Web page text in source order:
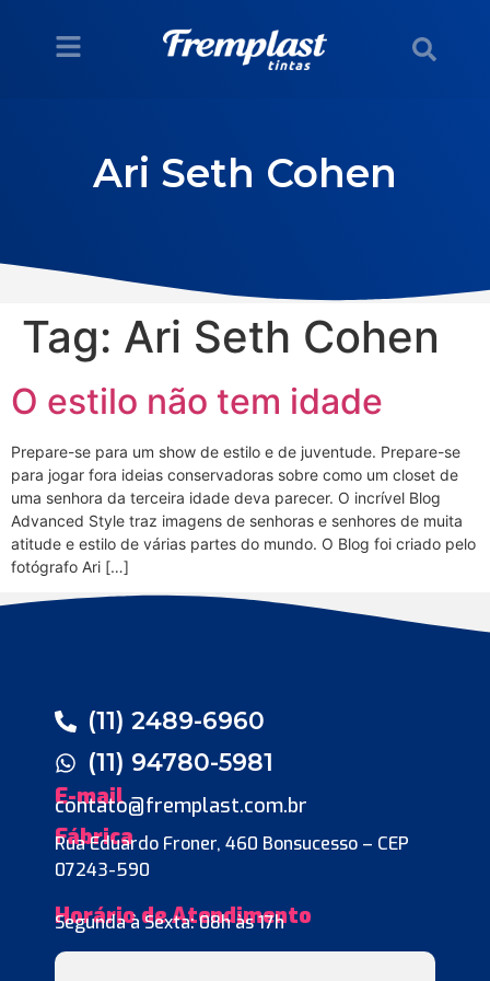
Ari Seth Cohen
Tag: Ari Seth Cohen
O estilo não tem idade
Prepare-se para um show de estilo e de juventude. Prepare-se
para jogar fora ideias conservadoras sobre como um closet de
uma senhora da terceira idade deva parecer. O incrível Blog
Advanced Style traz imagens de senhoras e senhores de muita
atitude e estilo de várias partes do mundo. O Blog foi criado pelo
fotógrafo Ari […]
(11) 2489-6960
(11) 94780-5981
E-mail
contato@fremplast.com.br
Fábrica
Rua Eduardo Froner, 460 Bonsucesso – CEP
07243-590
Horário de Atendimento
Segunda à Sexta: 08h às 17h